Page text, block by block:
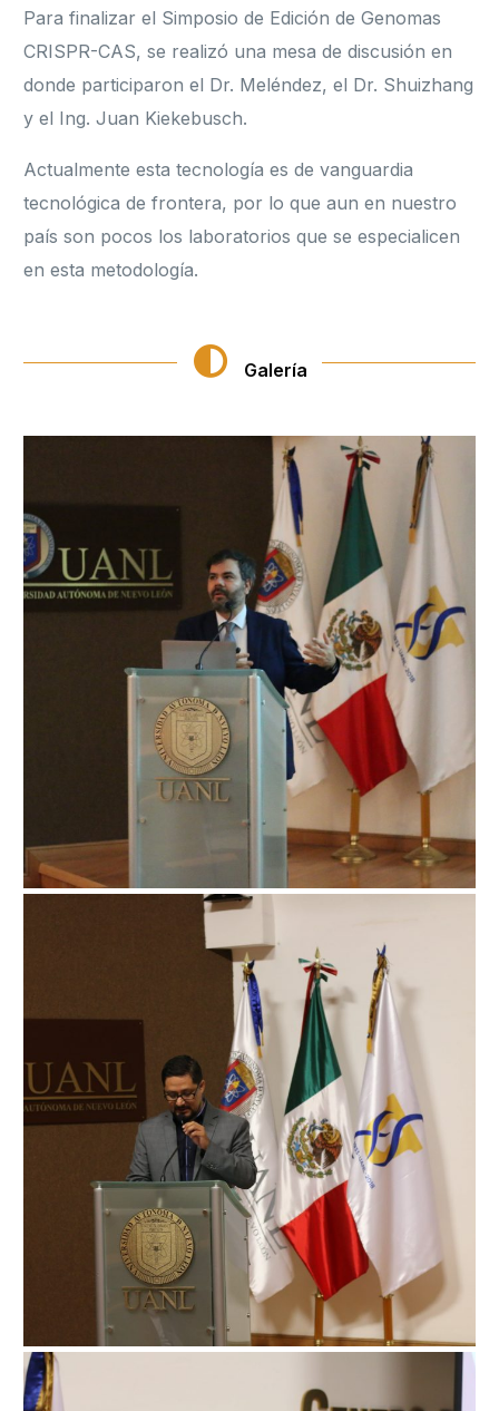
Para finalizar el Simposio de Edición de Genomas
CRISPR-CAS, se realizó una mesa de discusión en
donde participaron el Dr. Meléndez, el Dr. Shuizhang
y el Ing. Juan Kiekebusch.
Actualmente esta tecnología es de vanguardia
tecnológica de frontera, por lo que aun en nuestro
país son pocos los laboratorios que se especialicen
en esta metodología.
Galería